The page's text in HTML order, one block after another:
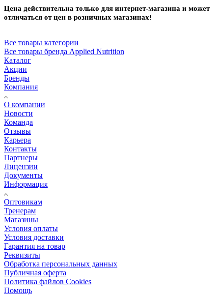
Цена действительна только для интернет-магазина и может
отличаться от цен в розничных магазинах!
Все товары категории
Все товары бренда Applied Nutrition
Каталог
Акции
Бренды
Компания
О компании
Новости
Команда
Отзывы
Карьера
Контакты
Партнеры
Лицензии
Документы
Информация
Оптовикам
Тренерам
Магазины
Условия оплаты
Условия доставки
Гарантия на товар
Реквизиты
Обработка персональных данных
Публичная оферта
Политика файлов Cookies
Помощь